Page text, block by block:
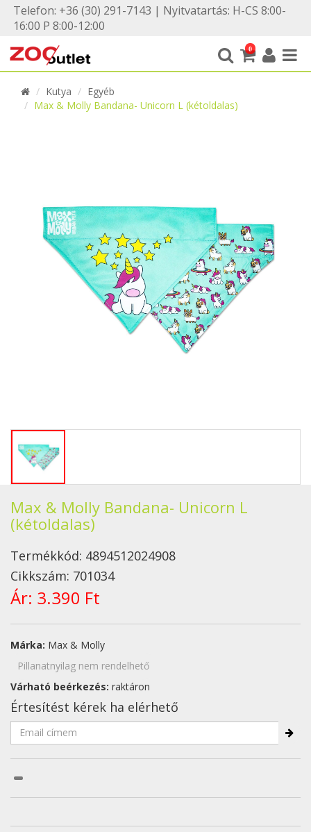
Telefon: +36 (30) 291-7143 | Nyitvatartás: H-CS 8:00-
16:00 P 8:00-12:00
0
Kutya
Egyéb
Max & Molly Bandana- Unicorn L (kétoldalas)
Max & Molly Bandana- Unicorn L
(kétoldalas)
Termékkód: 4894512024908
Cikkszám: 701034
Ár: 3.390 Ft
Márka: Max & Molly
Pillanatnyilag nem rendelhető
Várható beérkezés: raktáron
Értesítést kérek ha elérhető